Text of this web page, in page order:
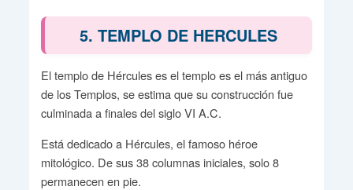
5. TEMPLO DE HERCULES
El templo de Hércules es el templo es el más antiguo
de los Templos, se estima que su construcción fue
culminada a finales del siglo VI A.C.
Está dedicado a Hércules, el famoso héroe
mitológico. De sus 38 columnas iniciales, solo 8
permanecen en pie.